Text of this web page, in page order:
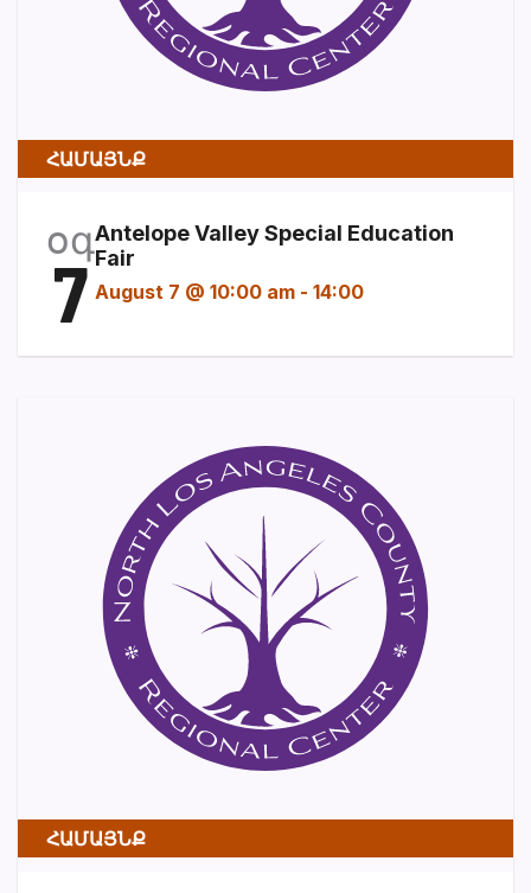
ՀԱՄԱՅՆՔ
օգ
7
Antelope Valley Special Education
Fair
August 7 @ 10:00 am - 14:00
ՀԱՄԱՅՆՔ